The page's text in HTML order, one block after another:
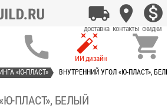
  
«Ю-ПЛАСТ» ВНУТРЕННИЙ УГОЛ «Ю-ПЛАСТ»,
ПЛАСТ», БЕЛЫЙ